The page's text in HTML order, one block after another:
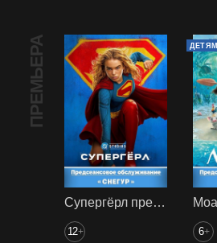
ПРЕМЬЕРА
Супергёрл предс. обсл. Снегур
12+
ДЕТЯМ
6+